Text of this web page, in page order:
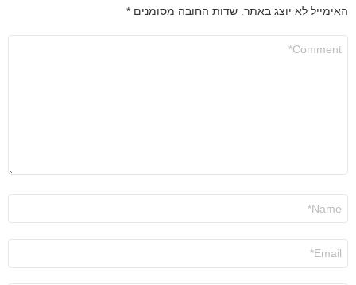
האימייל לא יוצג באתר. שדות החובה מסומנים *
שלך